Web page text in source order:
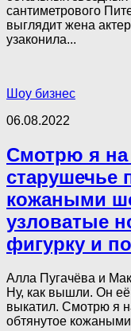
сантиметрового
выглядит жена
узаконила...
Шоу бизнес
06.08.2022
Смотрю я на
старушечье
кожаными
узловатые
фигурку и
Алла Пугачёва и
Ну, как вышли. Он
выкатил. Смотрю я
обтянутое